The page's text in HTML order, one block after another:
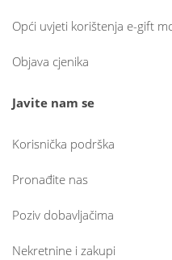
Opći uvjeti korištenja e-gift
Objava cjenika
Javite nam se
Korisnička podrška
Pronađite nas
Poziv dobavljačima
Nekretnine i zakupi